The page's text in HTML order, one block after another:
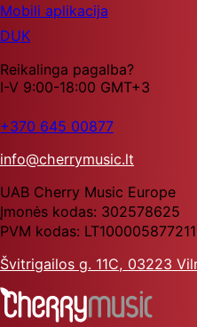
Mobili aplikacija
DUK
Reikalinga pagalba?
I-V 9:00-18:00 GMT+3
+370 645 00877
info@cherrymusic.lt
UAB Cherry Music Europe
Įmonės kodas: 302578625
PVM kodas: LT100005877211
Švitrigailos g. 11C, 03223